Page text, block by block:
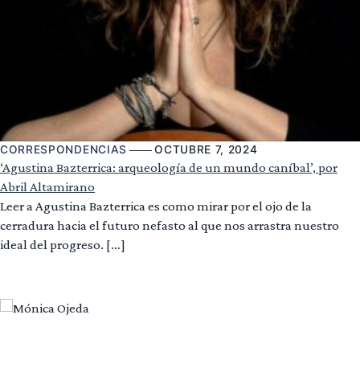
CORRESPONDENCIAS OCTUBRE 7, 2024
‘Agustina Bazterrica: arqueología de un mundo caníbal’, por
Abril Altamirano
Leer a Agustina Bazterrica es como mirar por el ojo de la
cerradura hacia el futuro nefasto al que nos arrastra nuestro
ideal del progreso. […]